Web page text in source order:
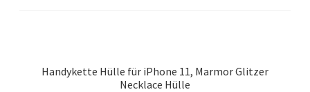
Handykette Hülle für iPhone 11, Marmor Glitzer
Necklace Hülle